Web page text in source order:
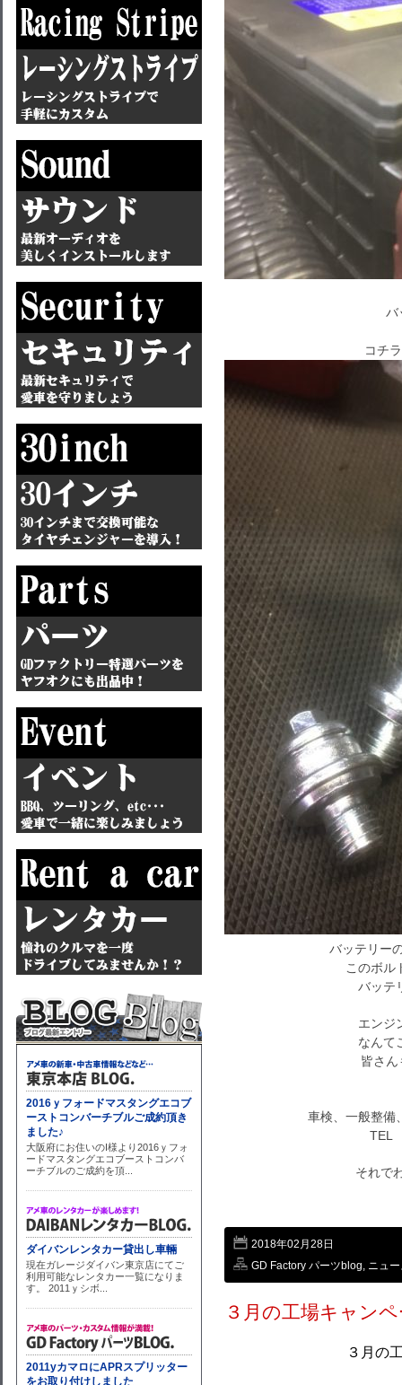
バ
コチ
バッテリー
このボル
バッテ
エンジ
なんて
皆さ
車検、一般整備
TEL
それで
2018年02月28日
GD Factory パーツblog, ニュ
３月の工場キャン
３月の